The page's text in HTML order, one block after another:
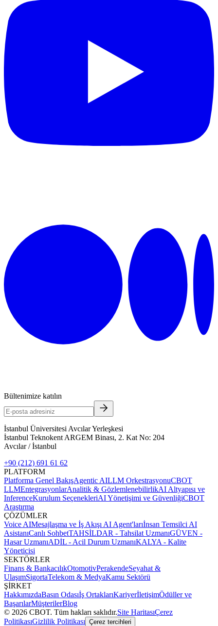
Bültenimize katılın
İstanbul Üniversitesi Avcılar Yerleşkesi
İstanbul Teknokent ARGEM Binası, 2. Kat No: 204
Avcılar / İstanbul
+90 (212) 691 61 62
PLATFORM
Platforma Genel BakışAgentic AILLM OrkestrasyonuCBOT
LLMEntegrasyonlarAnalitik & GözlemlenebilirlikAI Altyapısı ve
InferenceKurulum SeçenekleriAI Yönetişimi ve GüvenliğiCBOT
Araştırma
ÇÖZÜMLER
Voice AIMesajlaşma ve İş Akışı AI Agent'larıİnsan Temsilci AI
AsistanıCanlı SohbetTAHSİLDAR - Tahsilat UzmanıGÜVEN -
Hasar UzmanıADİL - Acil Durum UzmanıKALYA - Kalite
Yöneticisi
SEKTÖRLER
Finans & BankacılıkOtomotivPerakendeSeyahat &
UlaşımSigortaTelekom & MedyaKamu Sektörü
ŞİRKET
HakkımızdaBasın Odasıİş OrtaklarıKariyerİletişimÖdüller ve
BaşarılarMüşterilerBlog
© 2026 CBOT. Tüm hakları saklıdır.Site HaritasıÇerez
PolitikasıGizlilik Politikası Çerez tercihleri